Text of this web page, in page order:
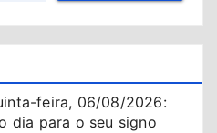
feira, 06/08/2026:
dia para o seu signo